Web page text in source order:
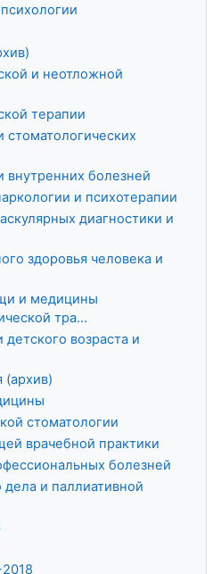
и неотложной
терапии
стоматологических
внутренних болезней
и психотерапии
диагностики и
здоровья человека и
и медицины
тра...
возраста и
(архив)
стоматологии
врачебной практики
болезней
дела и паллиативной